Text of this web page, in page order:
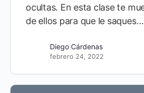
septiembre 10, 2021
ocultas. En esta clase te
de ellos para que le saques…
Diego Cárdenas
febrero 24, 2022